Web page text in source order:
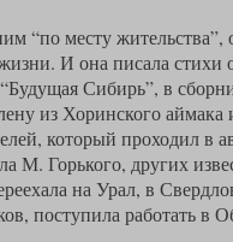
“по месту жительства”,
И она писала стихи
Сибирь”, в
из Хоринского аймака
который проходил в
М. Горького, других
на Урал, в
поступила работать в